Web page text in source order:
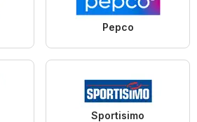
Pepco
Sportisimo